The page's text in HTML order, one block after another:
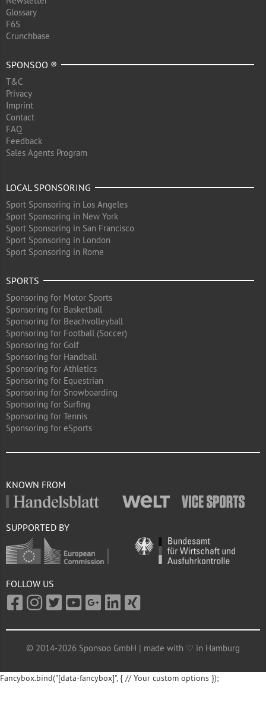
Glossary
F6S
Crunchbase
SPONSOO ®
T&C
Privacy
Imprint
Contact
FAQ
Feedback
Sales Agents Program
LOCAL SPONSORING
Sport Sponsoring in Los Angeles
Sport Sponsoring in New York
Sport Sponsoring in San Francisco
Sport Sponsoring in London
Sport Sponsoring in Rome
SPORTS
Sponsoring for Motor Sports
Sponsoring for Basketball
Sponsoring for Beachvolleyball
Sponsoring for Football (Soccer)
Sponsoring for Golf
Sponsoring for Handball
Sponsoring for Athletics
Sponsoring for Equestrian
Sponsoring for Snowboarding
Sponsoring for Surfing
Sponsoring for Tennis
Sponsoring for eSports
KNOWN FROM
SUPPORTED BY
FOLLOW US
© 2014-2026 Sponsoo GmbH | made with ♡ in Hamburg
Fancybox.bind("[data-fancybox]", { // Your custom options });